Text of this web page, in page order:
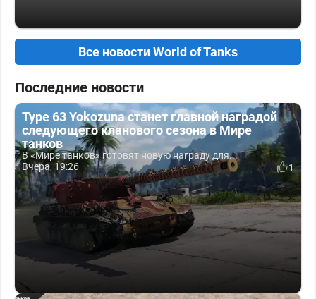
Все новости World of Tanks
Последние новости
Type 63 Yokozuna станет главной наградой
следующего кланового сезона в Мире
танков
В «Мире танков» готовят новую награду для...
Вчера, 19:26
1